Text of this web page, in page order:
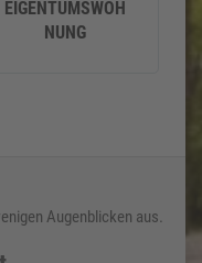
EIGENTUMSWOH
NUNG
Augenblicken aus.